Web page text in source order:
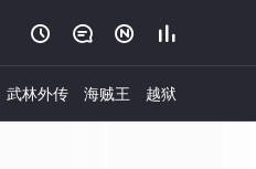
   
武林外传 海贼王 越狱